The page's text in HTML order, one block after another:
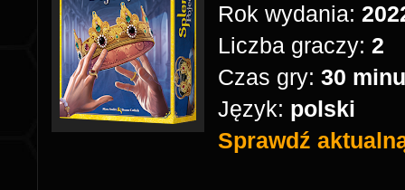
Rok wydania:
Liczba graczy: 2
Czas gry: 30
Język: polski
Sprawdź